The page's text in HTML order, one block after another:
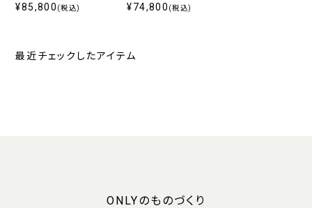
スーパーソニック / ブラッ
¥85,800 (税込)
110's / BLACK
¥74,800 (税込)
最近チェックしたアイテム
ONLYのものづくり